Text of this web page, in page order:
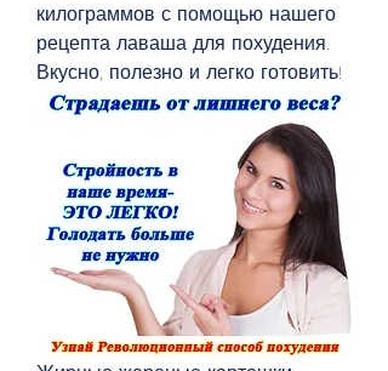
килограммов с помощью нашего
рецепта лаваша для похудения.
Вкусно, полезно и легко готовить!